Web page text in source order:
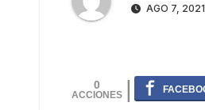
AGO 7, 2021
0